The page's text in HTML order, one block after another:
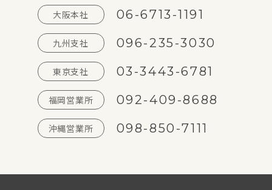
大阪本社 06-6713-1191
九州支社 096-235-3030
東京支社 03-3443-6781
福岡営業所 092-409-8688
沖縄営業所 098-850-7111